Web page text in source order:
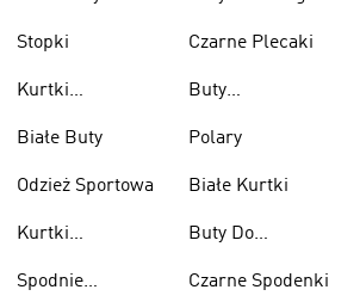
Stopki
Kurtki
Białe Buty
Odzież Sportowa
Kurtki
Spodnie
Czarne Plecaki
Buty
Polary
Białe Kurtki
Buty Do
Czarne Spodenki